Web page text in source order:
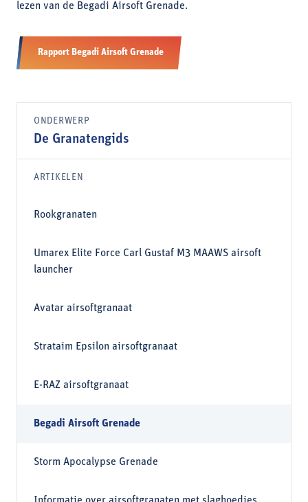
lezen van de Begadi Airsoft Grenade.
Rapport Begadi Airsoft Grenade
ONDERWERP
De Granatengids
ARTIKELEN
Rookgranaten
Umarex Elite Force Carl Gustaf M3 MAAWS airsoft
launcher
Avatar airsoftgranaat
Strataim Epsilon airsoftgranaat
E-RAZ airsoftgranaat
Begadi Airsoft Grenade
Storm Apocalypse Grenade